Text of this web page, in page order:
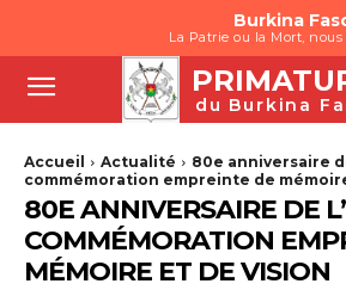
Burkina
La Patrie ou la Mort,
du Burkina
Accueil Actualité
80e anniversaire
commémoration empreinte de
80E ANNIVERSAIRE DE
COMMÉMORATION
MÉMOIRE ET DE VISION